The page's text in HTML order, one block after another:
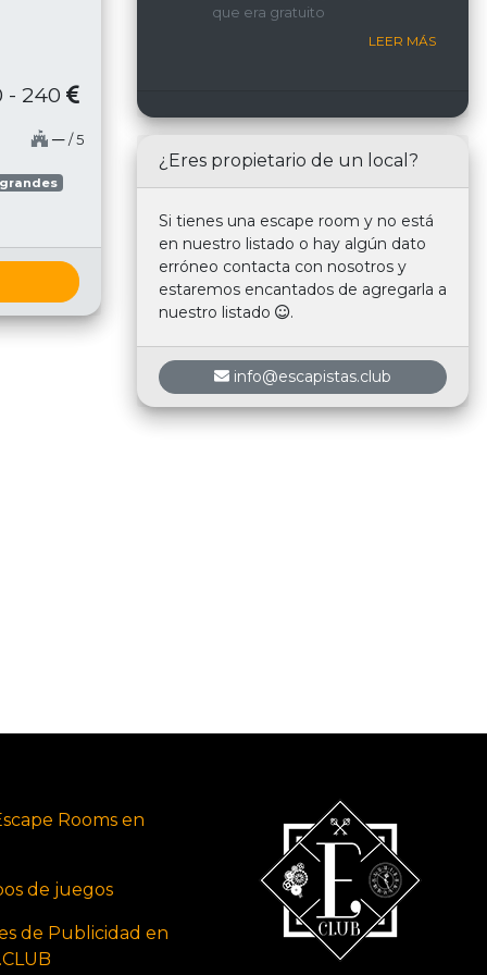
- 240
─ / 5
nosotros.
que era gratuito
LEER MÁS
¿Eres propietario de un local?
Si tienes una escape room y no está
en nuestro listado o hay algún dato
erróneo contacta con nosotros y
estaremos encantados de agregarla a
nuestro listado
.
info@escapistas.club
Rooms en
de juegos
de Publicidad en